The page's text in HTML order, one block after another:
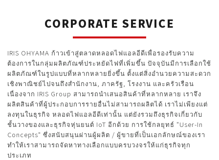
CORPORATE SERVICE
IRIS OHYAMA ก้าวเข้าสู่ตลาดหลอดไฟแอลอีดีเพื่อรองรับความ
ต้องการในกลุ่มผลิตภัณฑ์ประหยัดไฟที่เพิ่มขึ้น ปัจจุบันมีการเลือกใช้
ผลิตภัณฑ์ในรูปแบบที่หลากหลายยิ่งขึ้น ตั้งแต่สิ่งอำนวยความสะดวก
เชิงพาณิชย์ไปจนถึงสำนักงาน, ภาครัฐ, โรงงาน และครัวเรือน
เนื่องจาก IRIS Group สามารถนำเสนอสินค้าที่หลากหลาย เราจึง
ผลิตสินค้าที่ผู้ประกอบการรายอื่นไม่สามารถผลิตได้ เราไม่เพียงแต่
ลงทุนในธุรกิจ หลอดไฟแอลอีดีเท่านั้น แต่ยังรวมถึงธุรกิจเกี่ยวกับ
ชั้นวางของและธุรกิจหุ่นยนต์ IoT อีกด้วย การใช้กลยุทธ์ "User-In
Concepts" ซึ่งสนับสนุนผ่านผู้ผลิต / ผู้ขายที่เป็นเอกลักษณ์ของเรา
ทำให้เราสามารถจัดหาทางเลือกแบบครบวงจรให้แก่ธุรกิจทุก
ประเภท